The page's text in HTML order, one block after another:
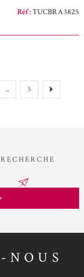
rénovation, réalisée
tout le charme
et élégantes
du
laissez-vous
dominicain.
Réf :TUCBRA3825
... 5
NOUS